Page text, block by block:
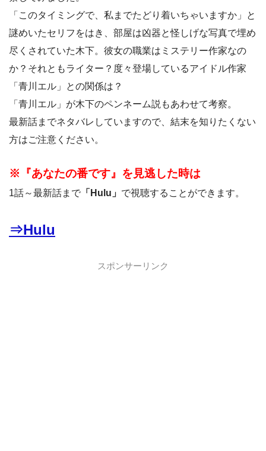
「このタイミングで、私までたどり着いちゃいますか」と
謎めいたセリフをはき、部屋は凶器と怪しげな写真で埋め
尽くされていた木下。彼女の職業はミステリー作家なの
か？それともライター？度々登場しているアイドル作家
「青川エル」との関係は？
「青川エル」が木下のペンネーム説もあわせて考察。
最新話までネタバレしていますので、結末を知りたくない
方はご注意ください。
※『あなたの番です』を見逃した時は
1話～最新話まで 「Hulu」 で視聴することができます。
⇒Hulu
スポンサーリンク